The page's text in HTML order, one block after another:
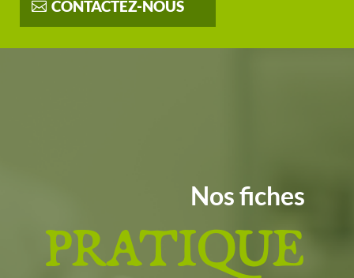
CONTACTEZ-NOUS
Nos fiches
PRATIQUE